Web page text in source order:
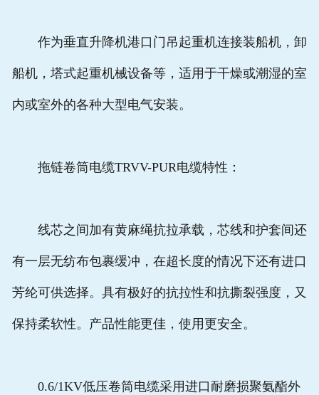
新闻动态
在线留言
作为垂直升降机港口门吊起重机连接装船机，卸
船机，塔式起重机械设备等，适用于干燥或潮湿的室
内或室外的各种大型电气安装。
拖链卷筒电缆TRVV-PUR电缆特性：
线芯之间加有黄麻绳抗拉承载，芯线和护套间还
有一层无纺布包裹缓冲，在超长度的情况下还有进口
芳纶可供选择。具有极好的抗拉性和抗撕裂强度，又
保持柔软性。产品性能更佳，使用更安全。
0.6/1KV低压卷筒电缆采用进口耐磨损聚氨酯外